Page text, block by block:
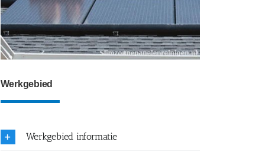
Werkgebied
Werkgebied informatie